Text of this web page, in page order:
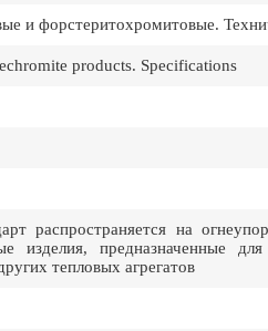
и форстеритохромитовые.
products. Specifications
распространяется на
изделия, предназначенные
тепловых агрегатов